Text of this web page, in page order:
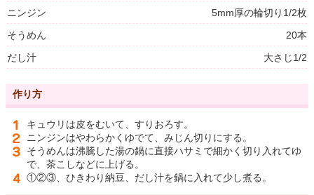
ニンジン
5mm厚の輪切り1/2枚
そうめん
20本
だし汁
大さじ1/2
作り方
キュウリは皮をむいて、すりおろす。
ニンジンはやわらかくゆでて、みじん切りにする。
そうめんは沸騰した湯の鍋に直接ハサミで細かく切り入れてゆ
で、茶こしなどに上げる。
①②③、ひきわり納豆、だし汁を鍋に入れて少し煮る。